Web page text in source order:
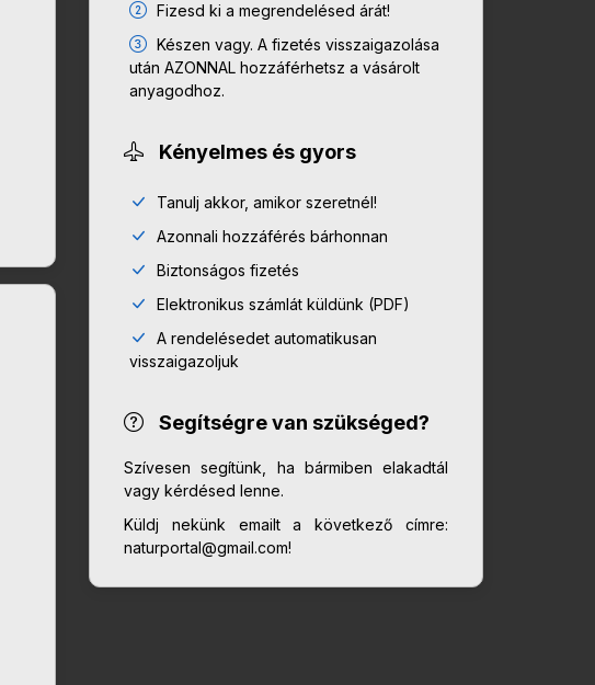
Fizesd ki a megrendelésed árát!
Készen vagy. A fizetés visszaigazolása
után AZONNAL hozzáférhetsz a vásárolt
anyagodhoz.
Kényelmes és gyors
Tanulj akkor, amikor szeretnél!
Azonnali hozzáférés bárhonnan
Biztonságos fizetés
Elektronikus számlát küldünk (PDF)
A rendelésedet automatikusan
visszaigazoljuk
Segítségre van szükséged?
Szívesen segítünk, ha bármiben elakadtál
vagy kérdésed lenne.
Küldj nekünk emailt a következő címre:
naturportal@gmail.com!